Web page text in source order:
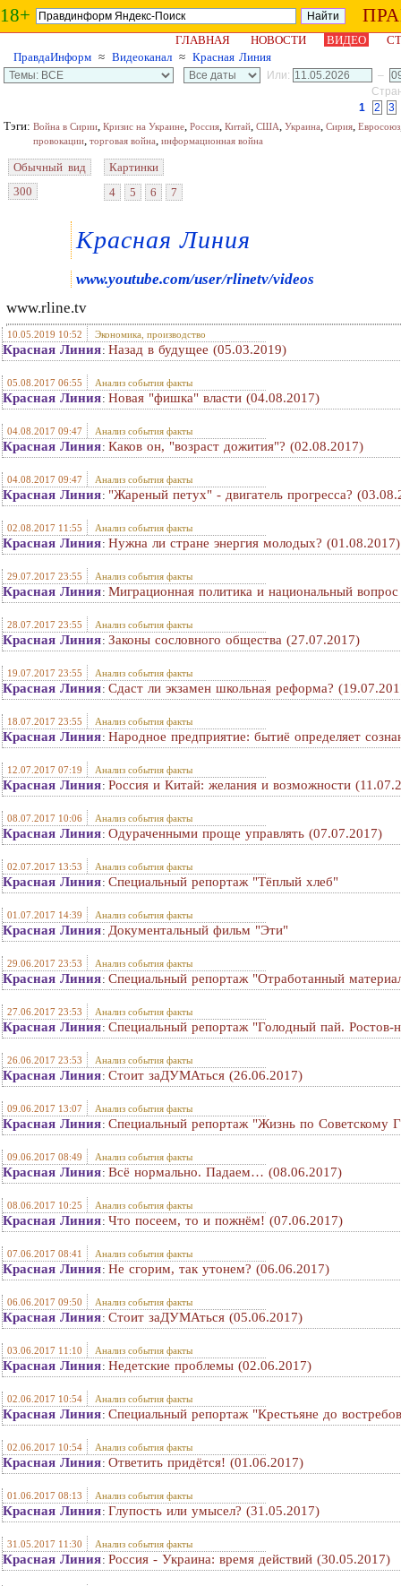
18+
ГЛАВНАЯ НОВОСТИ ВИДЕО
ПравдаИнформ ≈ Видеоканал ≈ Красная Линия
Или:
–
1
2 3
Тэги: Война в Сирии, Кризис на Украине, Россия, Китай, США, Украина, Сирия, Евросоюз
провокации, торговая война, информационная война
Обычный вид
300
Картинки
4
5 6 7
Красная Линия
www.youtube.com/user/rlinetv/videos
www.rline.tv
10.05.2019 10:52 Экономика, производство
Красная Линия: Назад в будущее (05.03.2019)
05.08.2017 06:55 Анализ события факты
Красная Линия: Новая "фишка" власти (04.08.2017)
04.08.2017 09:47 Анализ события факты
Красная Линия: Каков он, "возраст дожития"? (02.08.2017)
04.08.2017 09:47 Анализ события факты
Красная Линия: "Жареный петух" - двигатель прогресса?
02.08.2017 11:55 Анализ события факты
Красная Линия: Нужна ли стране энергия молодых? (01.08.2017)
29.07.2017 23:55 Анализ события факты
Красная Линия: Миграционная политика и национальный
28.07.2017 23:55 Анализ события факты
Красная Линия: Законы сословного общества (27.07.2017)
19.07.2017 23:55 Анализ события факты
Красная Линия: Сдаст ли экзамен школьная реформа?
18.07.2017 23:55 Анализ события факты
Красная Линия: Народное предприятие: бытиё определяет
12.07.2017 07:19 Анализ события факты
Красная Линия: Россия и Китай: желания и возможности
08.07.2017 10:06 Анализ события факты
Красная Линия: Одураченными проще управлять (07.07.2017)
02.07.2017 13:53 Анализ события факты
Красная Линия: Специальный репортаж "Тёплый хлеб"
01.07.2017 14:39 Анализ события факты
Красная Линия: Документальный фильм "Эти"
29.06.2017 23:53 Анализ события факты
Красная Линия: Специальный репортаж "Отработанный
27.06.2017 23:53 Анализ события факты
Красная Линия: Специальный репортаж "Голодный пай. Ростов-
26.06.2017 23:53 Анализ события факты
Красная Линия: Стоит заДУМАться (26.06.2017)
09.06.2017 13:07 Анализ события факты
Красная Линия: Специальный репортаж "Жизнь по Советскому
09.06.2017 08:49 Анализ события факты
Красная Линия: Всё нормально. Падаем… (08.06.2017)
08.06.2017 10:25 Анализ события факты
Красная Линия: Что посеем, то и пожнём! (07.06.2017)
07.06.2017 08:41 Анализ события факты
Красная Линия: Не сгорим, так утонем? (06.06.2017)
06.06.2017 09:50 Анализ события факты
Красная Линия: Стоит заДУМАться (05.06.2017)
03.06.2017 11:10 Анализ события факты
Красная Линия: Недетские проблемы (02.06.2017)
02.06.2017 10:54 Анализ события факты
Красная Линия: Специальный репортаж "Крестьяне до
02.06.2017 10:54 Анализ события факты
Красная Линия: Ответить придётся! (01.06.2017)
01.06.2017 08:13 Анализ события факты
Красная Линия: Глупость или умысел? (31.05.2017)
31.05.2017 11:30 Анализ события факты
Красная Линия: Россия - Украина: время действий (30.05.2017)